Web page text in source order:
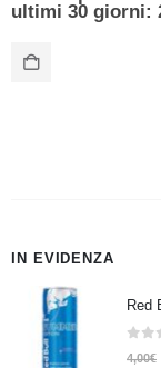
ultimi 30 giorni:
IN EVIDENZA
Red
4,00€